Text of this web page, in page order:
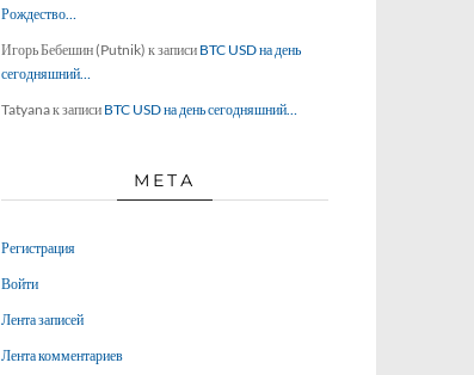
Рождество…
Игорь Бебешин (Putnik) к записи BTC USD на день
сегодняшний…
Tatyanaк записи BTC USD на день сегодняшний…
МЕТА
Регистрация
Войти
Лента записей
Лента комментариев